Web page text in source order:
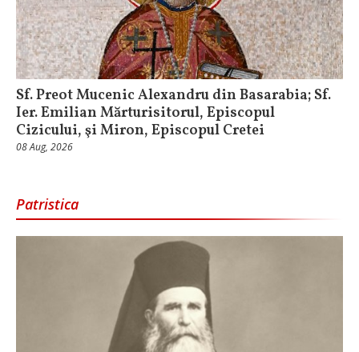
Sf. Preot Mucenic Alexandru din Basarabia; Sf.
Ier. Emilian Mărturisitorul, Episcopul
Cizicului, şi Miron, Episcopul Cretei
08 Aug, 2026
Patristica